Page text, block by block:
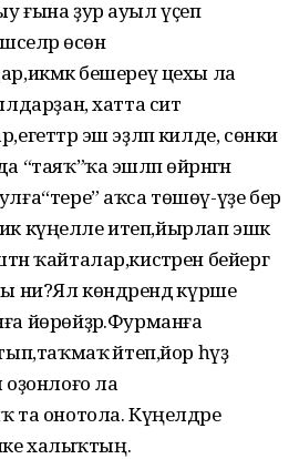
ғына ҙур ауыл үҫеп
өсөн
бешереү цехы ла
хатта сит
эш эҙләп килде, сөнки
эшләп өйрәнгән
аҡса төшөү-үҙе бер
бик күңелле итеп,йырлап эшкә
ҡайталар,кистәрен бейергә
ни?Ял көндәрендә күрше
йөрөйҙәр.Фурманға
әйтеп,йор һүҙ
ла
та онотола. Күңелдәре
халыҡтың.